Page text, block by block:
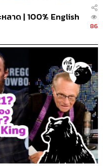
ลาด | 100% English
86